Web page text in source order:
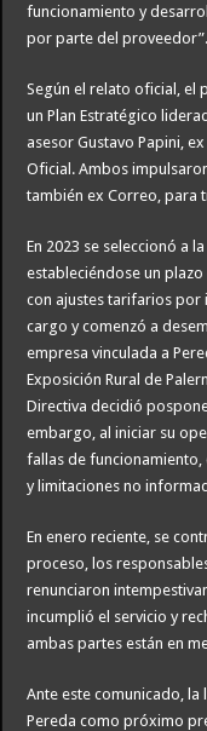
funcionamiento y
por parte del proveedor”.
Según el relato oficial, el
un Plan Estratégico
asesor Gustavo Papini,
Oficial. Ambos
también ex Correo, para
En 2023 se seleccionó a
estableciéndose un plazo
con ajustes tarifarios por
cargo y comenzó a
empresa vinculada a
Exposición Rural de
Directiva decidió
embargo, al iniciar su
fallas de
y limitaciones no
En enero reciente, se
proceso, los
renunciaron
incumplió el servicio y
ambas partes están en
Ante este comunicado, la
Pereda como próximo